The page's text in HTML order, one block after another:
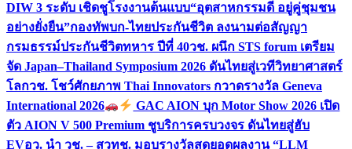
DIW 3 ระดับ เชิดชูโรงงานต้นแบบ“อุตสาหกรรมดี อยู่คู่ชุมชน
อย่างยั่งยืน”กองทัพบก-ไทยประกันชีวิต ลงนามต่อสัญญา
กรมธรรม์ประกันชีวิตทหาร ปีที่ 40วช. ผนึก STS forum เตรียม
จัด Japan–Thailand Symposium 2026 ดันไทยสู่เวทีวิทยาศาสตร์
โลกวช. โชว์ศักยภาพ Thai Innovators กวาดรางวัล Geneva
International 2026
GAC AION บุก Motor Show 2026 เปิด
ตัว AION V 500 Premium ชูบริการครบวงจร ดันไทยสู่ฮับ
EVอว. นำ วช. – สวทช. มอบรางวัลสุดยอดผลงาน “LLM